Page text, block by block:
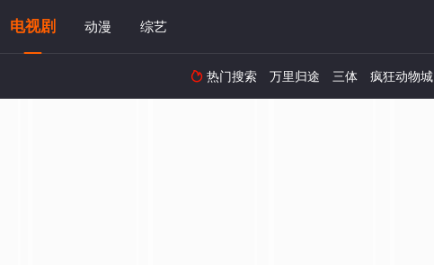
电视剧 动漫 综艺
 热门搜索 万里归途 三体 疯狂动物城